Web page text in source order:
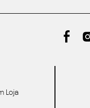
Loja